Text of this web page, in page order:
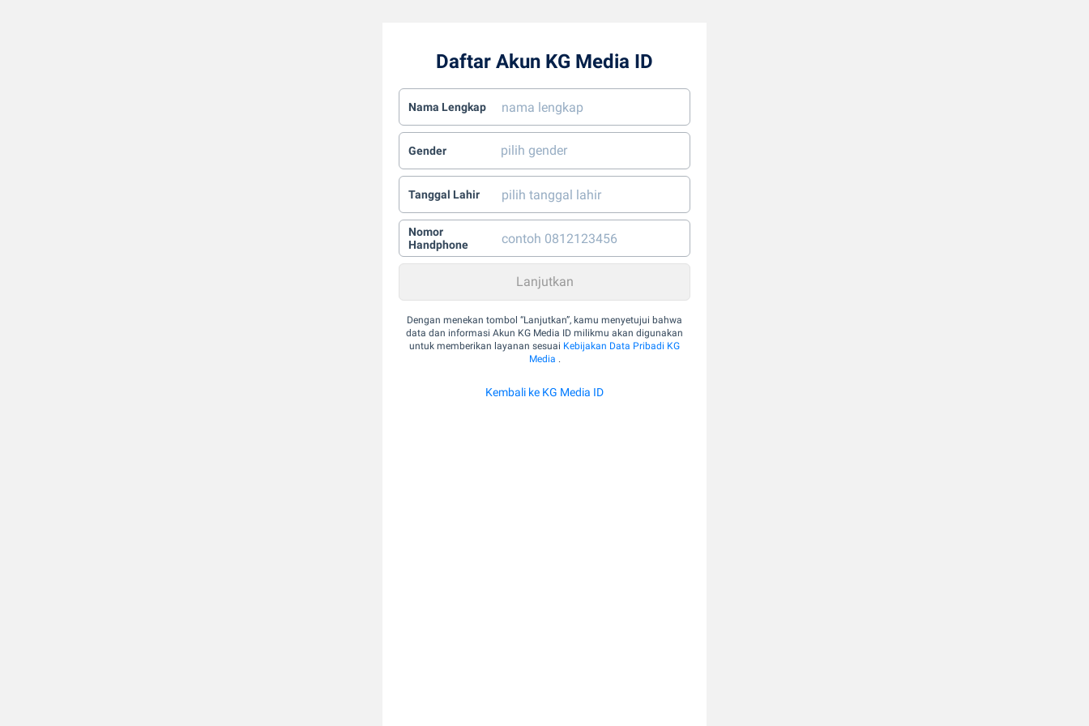
Daftar Akun KG Media ID
Nama Lengkap
Gender
Tanggal Lahir
Nomor
Handphone
Dengan menekan tombol “Lanjutkan”, kamu menyetujui bahwa
data dan informasi Akun KG Media ID milikmu akan digunakan
untuk memberikan layanan sesuai Kebijakan Data Pribadi KG
Media .
Kembali ke KG Media ID